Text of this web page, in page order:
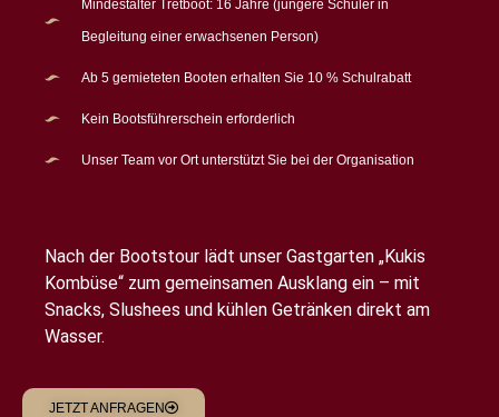
Mindestalter Tretboot: 16 Jahre (jüngere Schüler in
Begleitung einer erwachsenen Person)
Ab 5 gemieteten Booten erhalten Sie 10 % Schulrabatt
Kein Bootsführerschein erforderlich
Unser Team vor Ort unterstützt Sie bei der Organisation
Nach der Bootstour lädt unser Gastgarten „Kukis
Kombüse“ zum gemeinsamen Ausklang ein – mit
Snacks, Slushees und kühlen Getränken direkt am
Wasser.
JETZT ANFRAGEN